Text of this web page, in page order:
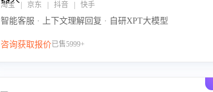
淘宝 | 京东 | 抖音 | 快手
智能客服 · 上下文理解回复 · 自研XPT大模型
咨询获取报价已售5999+